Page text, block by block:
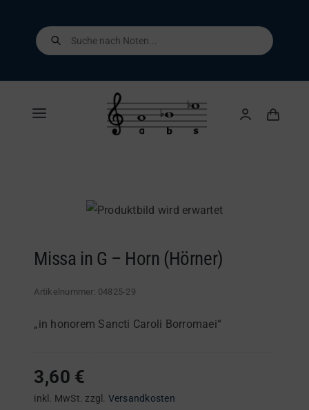
content
Products
search
Toggle
Kontakt
Missa in G – Horn (Hörner)
Artikelnummer: 04825-29
„in honorem Sancti Caroli Borromaei“
3,60 €
inkl. MwSt. zzgl. Versandkosten